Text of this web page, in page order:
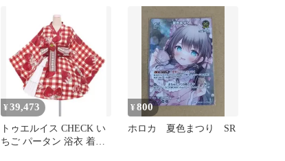
¥ 39,473
トゥエルイス CHECK い
ちご パータン 浴衣 着物
¥800
ホロカ 夏色まつり SR